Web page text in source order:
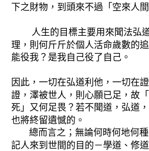
下之財物，到頭來不過「空來人
人生的目標主要用來聞法弘道
理，則何斤斤於個人活命歲數的
能役我？是我自己役了自己。
因此，一切在弘道利他，一切在
證，澤被世人，則心願已足，故
死」又何足畏？若不聞道，弘道
也將終留遺憾的。
總而言之；無論何時何地何種
記人來到世間的目的－學道、修